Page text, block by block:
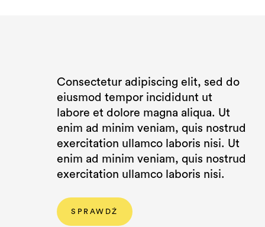
Consectetur adipiscing elit, sed do
eiusmod tempor incididunt ut
labore et dolore magna aliqua. Ut
enim ad minim veniam, quis nostrud
exercitation ullamco laboris nisi. Ut
enim ad minim veniam, quis nostrud
exercitation ullamco laboris nisi.
SPRAWDŹ